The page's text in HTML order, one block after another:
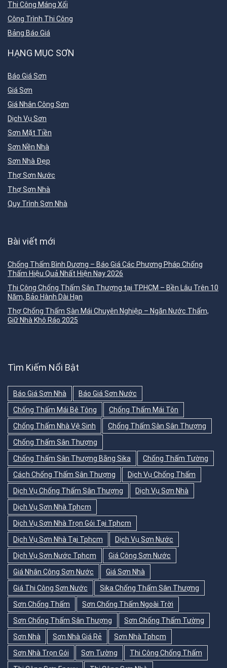
Thi Công Máng Xối
Công Trình Thi Công
Bảng Báo Giá
HẠNG MỤC SƠN
Báo Giá Sơn
Giá Sơn
Giá Nhân Công Sơn
Dịch Vụ Sơn
Sơn Mặt Tiền
Sơn Nền Nhà
Sơn Nhà Đẹp
Thợ Sơn Nước
Thợ Sơn Nhà
Quy Trình Sơn Nhà
Bài viết mới
Chống Thấm Bình Dương – Báo Giá Các Phương Pháp Chống
Thấm Hiệu Quả Nhất Hiện Nay 2026
Thi Công Chống Thấm Sân Thượng tại TPHCM – Bền Lâu Trên 10
Năm, Bảo Hành Dài Hạn
Thợ Chống Thấm Sàn Mái Chuyên Nghiệp – Ngăn Nước Thấm,
Giữ Nhà Khô Ráo 2025
Tìm Kiếm Nổi Bật
Báo Giá Sơn Nhà
Báo Giá Sơn Nước
Chống Thấm Mái Bê Tông
Chống Thấm Mái Tôn
Chống Thấm Nhà Vệ Sinh
Chống Thấm Sàn Sân Thượng
Chống Thấm Sân Thượng
Chống Thấm Sân Thượng Bằng Sika
Chống Thấm Tường
Cách Chống Thấm Sân Thượng
Dịch Vụ Chống Thấm
Dịch Vụ Chống Thấm Sân Thượng
Dịch Vụ Sơn Nhà
Dịch Vụ Sơn Nhà Tphcm
Dịch Vụ Sơn Nhà Trọn Gói Tại Tphcm
Dịch Vụ Sơn Nhà Tại Tphcm
Dịch Vụ Sơn Nước
Dịch Vụ Sơn Nước Tphcm
Giá Công Sơn Nước
Giá Nhân Công Sơn Nước
Giá Sơn Nhà
Giá Thi Công Sơn Nước
Sika Chống Thấm Sân Thượng
Sơn Chống Thấm
Sơn Chống Thấm Ngoài Trời
Sơn Chống Thấm Sân Thượng
Sơn Chống Thấm Tường
Sơn Nhà
Sơn Nhà Giá Rẻ
Sơn Nhà Tphcm
Sơn Nhà Trọn Gói
Sơn Tường
Thi Công Chống Thấm